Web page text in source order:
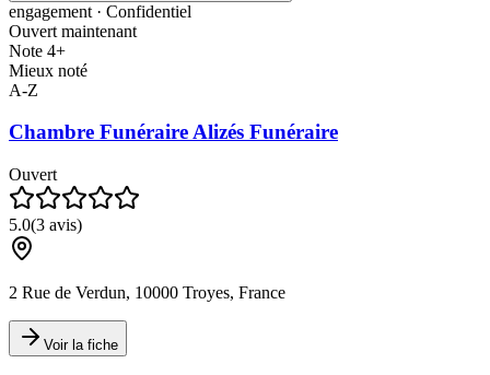
engagement · Confidentiel
Ouvert maintenant
Note 4+
Mieux noté
A-Z
Chambre Funéraire Alizés Funéraire
Ouvert
5.0(3 avis)
2 Rue de Verdun, 10000 Troyes, France
Voir la fiche